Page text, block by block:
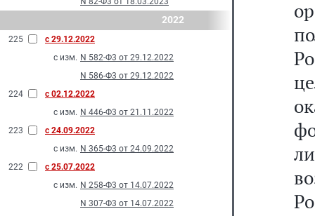
2022
225
с 29.12.2022
с изм. N 582-Ф3 от 29.12.2022
N 586-Ф3 от 29.12.2022
224
с 02.12.2022
с изм. N 446-Ф3 от 21.11.2022
223
с 24.09.2022
с изм. N 365-Ф3 от 24.09.2022
222
с 25.07.2022
с изм. N 258-Ф3 от 14.07.2022
N 307-Ф3 от 14.07.2022